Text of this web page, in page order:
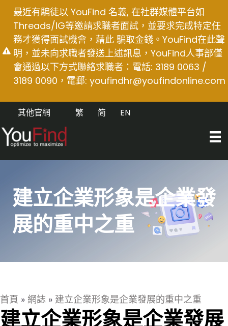
content
最近有騙徒以 YouFind 名義, 在社群媒體平台如
Threads/IG等邀請求職者面試，並要求完成特定任
務才獲得面試機會，藉此 騙取金錢。YouFind在此聲
明，並未向求職者發送上述訊息，YouFind人事部僅
會通過以下方式聯絡求職者：電話: 3189 0063 /
3189 0090，電郵: youfindhr@youfindonline.com
其他官網 EN
简
繁
建立企業形象是企業發
展的重中之重
首頁 » 網誌 » 建立企業形象是企業發展的重中之重
建立企業形象是企業發展